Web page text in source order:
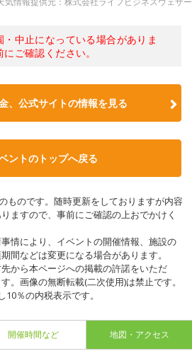
中止になっている場合がありま
ご確認ください。
、公式サイトの情報を見る
ントのトップへ戻る
ものです。随時更新をしておりますが内容
ますので、事前にご確認の上おでかけく
情により、イベントの開催情報、施設の
間などは変更になる場合があります。
から本ページへの掲載の許諾をいただ
。画像の無断転載(二次使用)は禁止です。
％の内税表示です。
開催時間など 地図・アクセス